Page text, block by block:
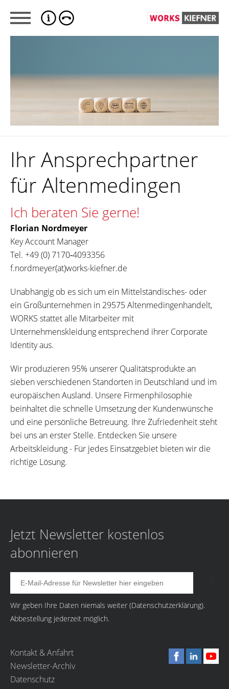
Ihr Ansprechpartner
für Altenmedingen
Ich beraten Sie gerne!
Florian Nordmeyer
Key Account Manager
Tel. +49 (0) 7170‐4093356
f.nordmeyer(at)works-kiefner.de
Unabhängig ob es sich um ein Mittelständisches- oder
ein Großunternehmen in 29575 Altenmedingenhandelt,
WORKS stattet alle Mitarbeiter mit
Unternehmenskleidung entsprechend ihrer Corporate
Identity aus.
Wir produzieren 95% unserer Qualitätsprodukte an
sieben verschiedenen Standorten in Deutschland und im
europäischen Ausland. Unsere Firmenphilosophie
beinhaltet die schnelle Umsetzung der Kundenwünsche
und eine persönliche Betreuung. Ihre Zufriedenheit steht
bei uns an erster Stelle. Entdecken Sie unsere
Arbeitskleidung - Für jedes Einsatzgebiet bieten wir die
richtige Lösung.
Jetzt Newsletter kostenlos
abonnieren
Wir geben Ihre Daten niemals weiter (Datenschutzerklärung).
Abbestellung jederzeit möglich.
Kontakt & Anfahrt
Newsletter-Archiv
Datenschutz